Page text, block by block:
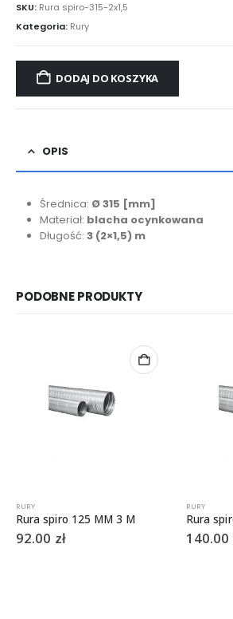
SKU: Rura spiro-315-2x1,5
Kategoria: Rury
DODAJ DO KOSZYKA
OPIS
Średnica: Ø 315 [mm]
Materiał: blacha ocynkowana
Długość: 3 (2×1,5) m
PODOBNE PRODUKTY
RURY
Rura spiro 125 MM 3 M
92.00 zł
RURY
140.00